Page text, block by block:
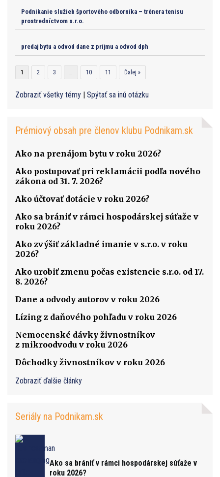
Podnikanie služieb športového odborníka – trénera tenisu
prostredníctvom s.r.o.
predaj bytu a odvod dane z príjmu a odvod dph
1 2 3 … 10 11 Ďalej »
Zobraziť všetky témy | Spýtať sa inú otázku
Prémiový obsah pre členov klubu Podnikam.sk
Ako na prenájom bytu v roku 2026?
Ako postupovať pri reklamácii podľa nového
zákona od 31. 7. 2026?
Ako účtovať dotácie v roku 2026?
Ako sa brániť v rámci hospodárskej súťaže v
roku 2026?
Ako zvýšiť základné imanie v s.r.o. v roku
2026?
Ako urobiť zmenu počas existencie s.r.o. od 17.
8. 2026?
Dane a odvody autorov v roku 2026
Lízing z daňového pohľadu v roku 2026
Nemocenské dávky živnostníkov
z mikroodvodu v roku 2026
Dôchodky živnostníkov v roku 2026
Zobraziť ďalšie články
Seriály na Podnikam.sk
Ako sa brániť v rámci hospodárskej súťaže v
roku 2026?